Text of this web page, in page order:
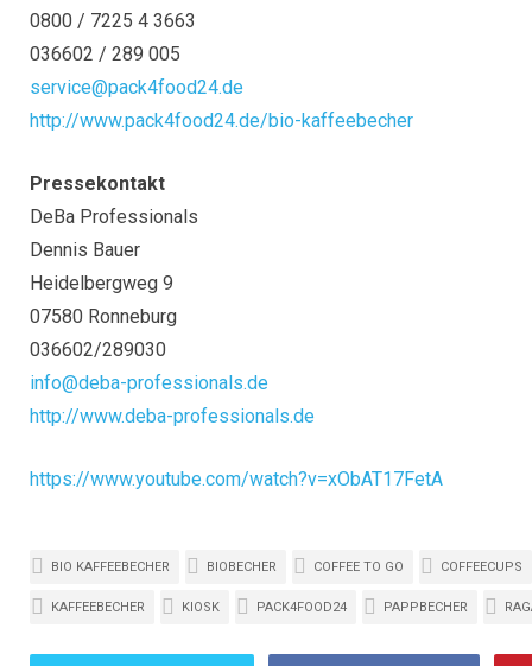
0800 / 7225 4 3663
036602 / 289 005
service@pack4food24.de
http://www.pack4food24.de/bio-kaffeebecher
Pressekontakt
DeBa Professionals
Dennis Bauer
Heidelbergweg 9
07580 Ronneburg
036602/289030
info@deba-professionals.de
http://www.deba-professionals.de
https://www.youtube.com/watch?v=xObAT17FetA
BIO KAFFEEBECHER BIOBECHER COFFEE TO GO COFFEECUPS
KAFFEEBECHER KIOSK PACK4FOOD24 PAPPBECHER